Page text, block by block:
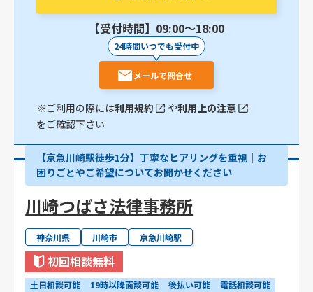
【受付時間】09:00〜18:00
24時間いつでも受付中
メールで問合せ
※ご利用の際には利用規約 や利用上の注意
をご確認下さい
【京急川崎駅徒歩1分】丁寧なヒアリングを重視｜お
困りごとやご希望についてお聞かせください
川崎つばさ法律事務所
神奈川県 川崎市 京急川崎駅
初回相談無料
土日相談可能 19時以降面談可能 後払い可能
電話相談可能